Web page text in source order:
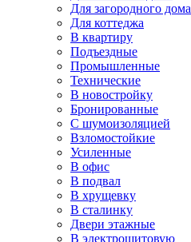
Для загородного дома
Для коттеджа
В квартиру
Подъездные
Промышленные
Технические
В новостройку
Бронированные
С шумоизоляцией
Взломостойкие
Усиленные
В офис
В подвал
В хрущевку
В сталинку
Двери этажные
В электрощитовую